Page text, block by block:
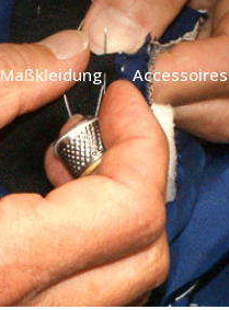
Maßkleidung Accessoires